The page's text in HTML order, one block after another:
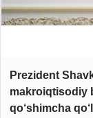
Prezident
makroiqtisodiy
qo‘shimcha